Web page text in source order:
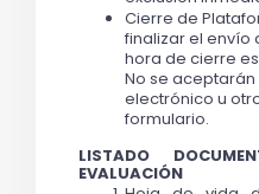
Cierre de
finalizar el envío
hora de cierre
No se
electrónico u
formulario.
LISTADO
EVALUACIÓN